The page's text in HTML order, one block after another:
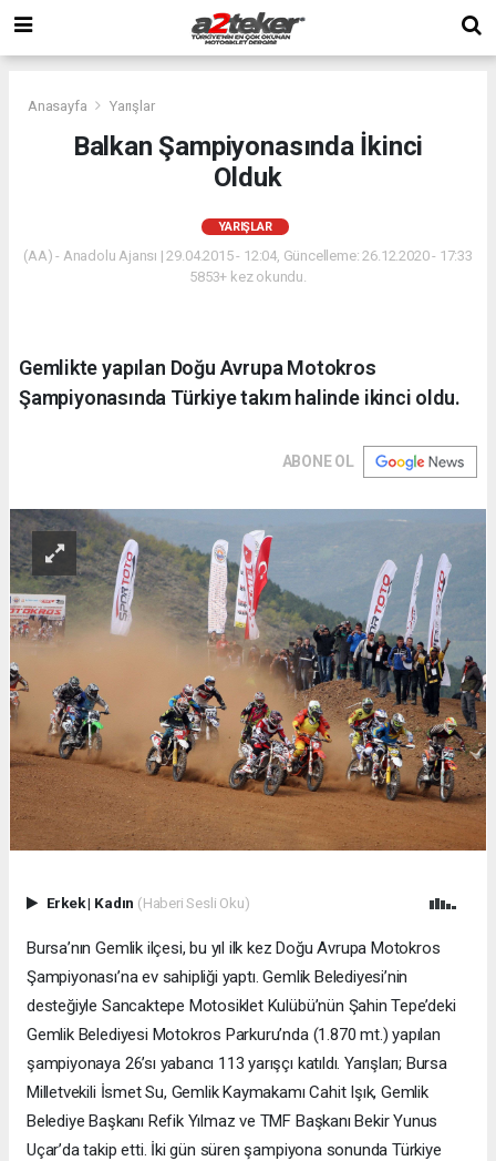
Anasayfa Yarışlar
Balkan Şampiyonasında İkinci
Olduk
YARIŞLAR
(AA) - Anadolu Ajansı | 29.04.2015 - 12:04, Güncelleme: 26.12.2020 - 17:33
5853+ kez okundu.
Gemlikte yapılan Doğu Avrupa Motokros
Şampiyonasında Türkiye takım halinde ikinci oldu.
ABONE OL
Erkek| Kadın (Haberi Sesli Oku)
Bursa’nın Gemlik ilçesi, bu yıl ilk kez Doğu Avrupa Motokros
Şampiyonası’na ev sahipliği yaptı. Gemlik Belediyesi’nin
desteğiyle Sancaktepe Motosiklet Kulübü’nün Şahin Tepe’deki
Gemlik Belediyesi Motokros Parkuru’nda (1.870 mt.) yapılan
şampiyonaya 26’sı yabancı 113 yarışçı katıldı. Yarışları; Bursa
Milletvekili İsmet Su, Gemlik Kaymakamı Cahit Işık, Gemlik
Belediye Başkanı Refik Yılmaz ve TMF Başkanı Bekir Yunus
Uçar’da takip etti. İki gün süren şampiyona sonunda Türkiye